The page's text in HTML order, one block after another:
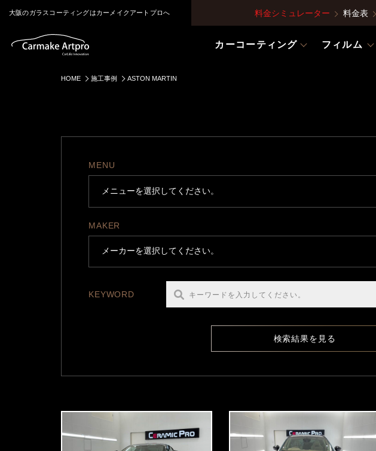
大阪のガラスコーティングはカーメイクアートプロへ 料金シミュレーター 料金表
カーコーティング フィルム
HOME 施工事例 ASTON MARTIN
MENU
MAKER
KEYWORD
検索結果を見る